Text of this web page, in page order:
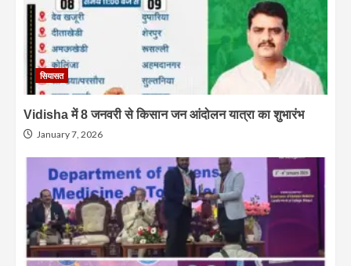
सियासत
Vidisha में 8 जनवरी से किसान जन आंदोलन यात्रा का शुभारंभ
January 7, 2026